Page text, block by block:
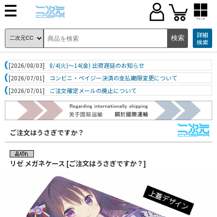
ブランド
詳細
検索
[2026/08/03]
8/4(火)～14(金) 出荷遅延のお知らせ
[2026/07/01]
コンビニ・ペイジー決済の支払期限変更について
[2026/07/01]
ご注文確定メールの廃止について
ご注文はうさぎですか？
リゼ メガネケース [ご注文はうさぎですか？]